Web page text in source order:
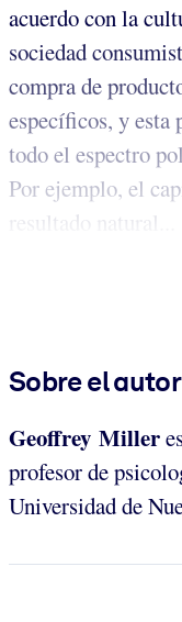
acuerdo con la
sociedad
compra de
específicos, y esta
todo el espectro
Por ejemplo, el
resultado natural...
Sobre el autor
Geoffrey Miller
profesor de
Universidad de